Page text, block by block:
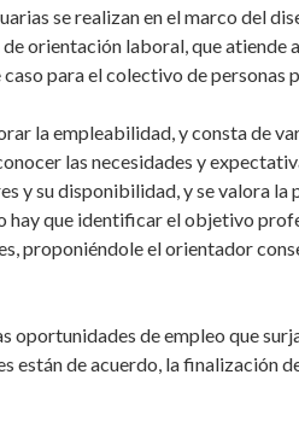
se realizan en el marco del
orientación laboral, que atiende
para el colectivo de personas
la empleabilidad, y consta de
las necesidades y
y su disponibilidad, y se valora la
hay que identificar el objetivo
proponiéndole el orientador
de empleo que
están de acuerdo, la finalización